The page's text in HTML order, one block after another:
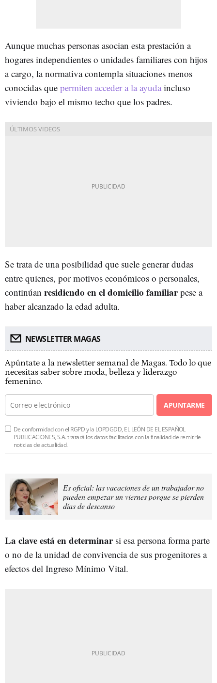
Aunque muchas personas asocian esta prestación a
hogares independientes o unidades familiares con hijos
a cargo, la normativa contempla situaciones menos
conocidas que permiten acceder a la ayuda incluso
viviendo bajo el mismo techo que los padres.
Se trata de una posibilidad que suele generar dudas
entre quienes, por motivos económicos o personales,
continúan residiendo en el domicilio familiarpese a
haber alcanzado la edad adulta.
NEWSLETTER MAGAS
Apúntate a la newsletter semanal de Magas. Todo lo que
necesitas saber sobre moda, belleza y liderazgo
femenino.
APUNTARME
De conformidad con el RGPD y la LOPDGDD, EL LEÓN DE EL ESPAÑOL
PUBLICACIONES, S.A. tratará los datos facilitados con la finalidad de remitirle
noticias de actualidad.
Es oficial: las vacaciones de un trabajador no
pueden empezar un viernes porque se pierden
días de descanso
La clave está en determinarsi esa persona forma parte
o no de la unidad de convivencia de sus progenitores a
efectos del Ingreso Mínimo Vital.